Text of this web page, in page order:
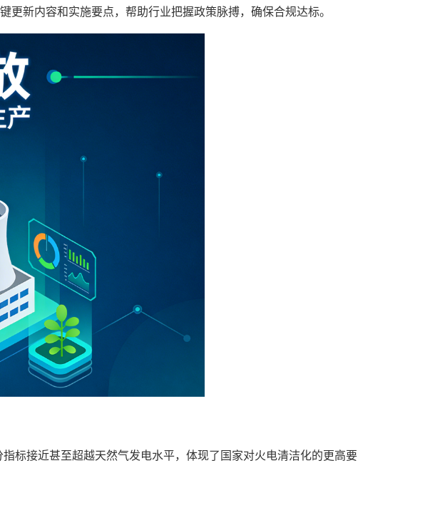
新内容和实施要点，帮助行业把握政策脉搏，确保合规达标。
标接近甚至超越天然气发电水平，体现了国家对火电清洁化的更高要